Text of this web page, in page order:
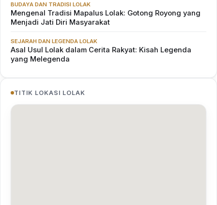
BUDAYA DAN TRADISI LOLAK
Mengenal Tradisi Mapalus Lolak: Gotong Royong yang
Menjadi Jati Diri Masyarakat
SEJARAH DAN LEGENDA LOLAK
Asal Usul Lolak dalam Cerita Rakyat: Kisah Legenda
yang Melegenda
TITIK LOKASI LOLAK